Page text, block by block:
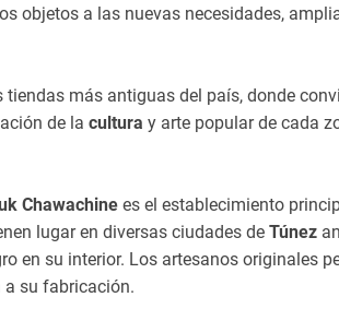
objetos a las nuevas necesidades,
tiendas más antiguas del país, donde
de la cultura y arte popular de cada
Chawachine es el establecimiento
lugar en diversas ciudades de Túnez
en su interior. Los artesanos originales
a su fabricación.